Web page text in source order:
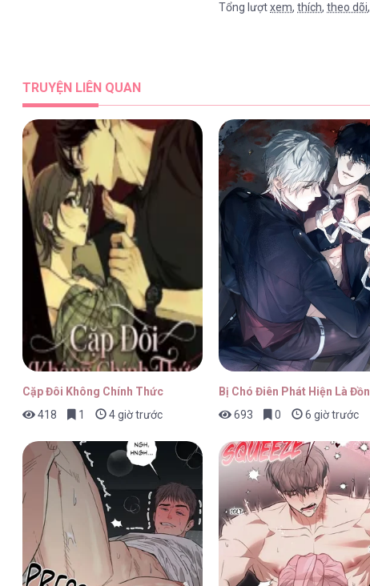
Tuyển Tập Manhwa Ngắn Nhà Mèo Méo Meo
Tuyển Tập Manhwa Ngắn Nhà Mèo Méo Meo
Tuyển Tập Manhwa Ngắn Nhà Mèo Méo Meo
Tuyển Tập Manhwa Ngắn Nhà Mèo Méo Meo
Tuyển Tập Manhwa Ngắn Nhà Mèo Méo Meo
Tuyển Tập Manhwa Ngắn Nhà Mèo Méo Meo
Tổng lượtxem,thích,theo dõi
TRUYỆN LIÊN QUAN
Cặp Đôi Không Chính Thức
418
1 4 giờ trước
Bị Chó Điên Phát Hiện Là
693
0 6 giờ trước